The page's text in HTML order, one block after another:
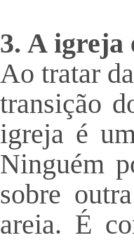
3. A igreja
Ao tratar
transição
igreja é
Ninguém
sobre
areia. É